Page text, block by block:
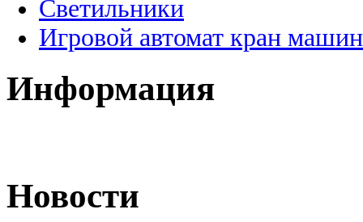
Светильники
Игровой автомат кран
Информация
Новости